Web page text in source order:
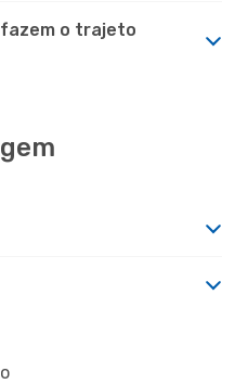
fazem o trajeto